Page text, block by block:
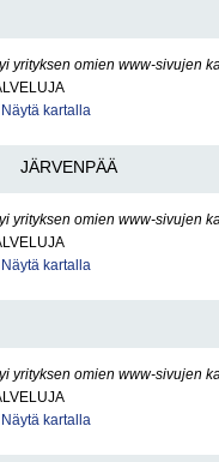
yrityksen omien www-sivujen
Näytä kartalla
JÄRVENPÄÄ
yrityksen omien www-sivujen
Näytä kartalla
yrityksen omien www-sivujen
Näytä kartalla